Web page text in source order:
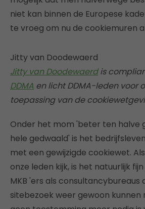
niet kan binnen de Europese
te vroeg om nu de cookiemuren
Jitty van Doodewaerd
Jitty van Doodewaerdis
DDMA en licht DDMA-leden voor
toepassing van de
Onder het mom 'beter ten halve
hele gedwaald' is het
met een gewijzigde cookiewet.
onze leden kijk, is het natuurlijk
MKB 'ers als consultancybureaus
sitebezoek weer gewoon